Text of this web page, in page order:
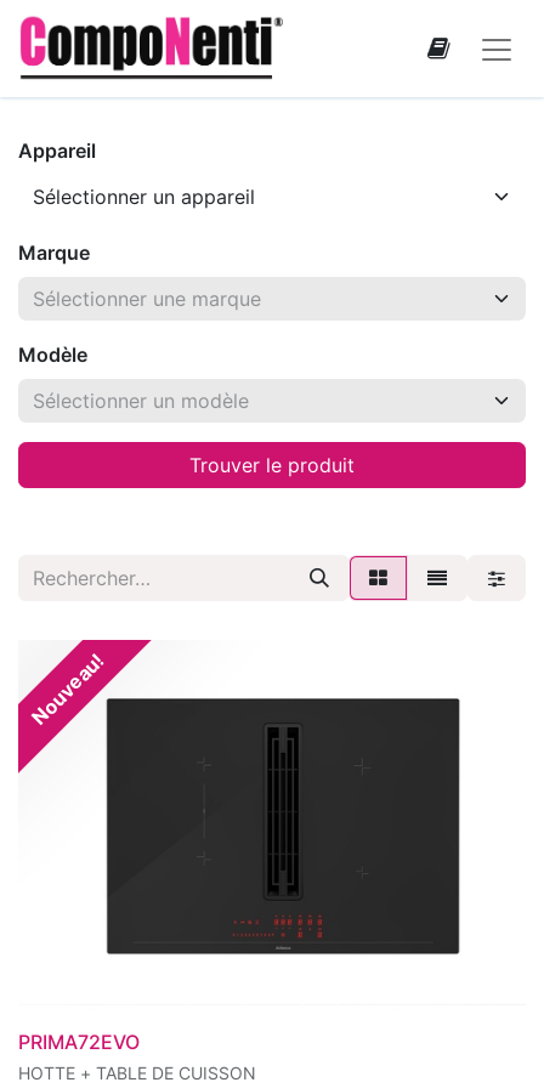
Appareil
Marque
Modèle
Trouver le produit
Nouveau!
PRIMA72EVO
HOTTE + TABLE DE CUISSON